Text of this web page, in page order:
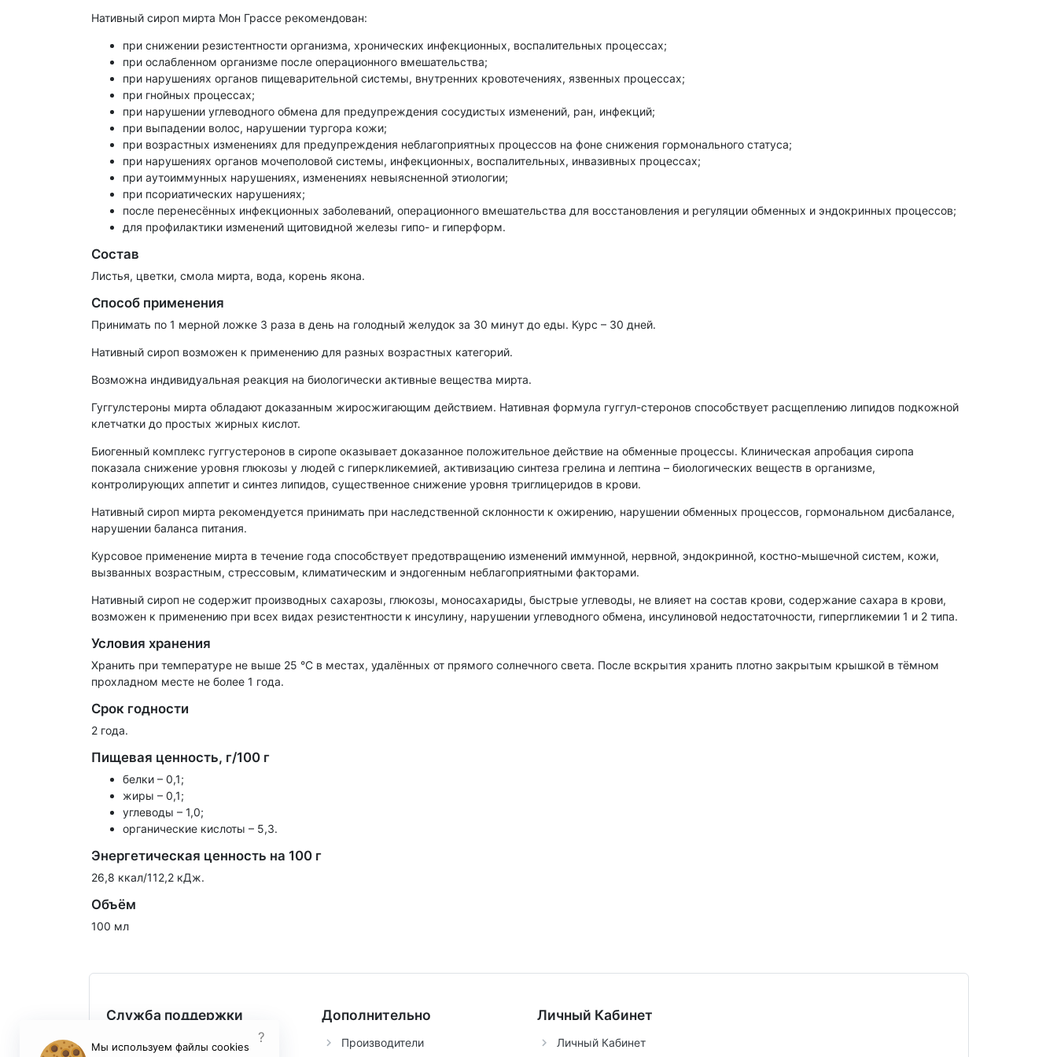
Нативный сироп мирта Мон Грассе рекомендован:
при снижении резистентности организма, хронических инфекционных, воспалительных процессах;
при ослабленном организме после операционного вмешательства;
при нарушениях органов пищеварительной системы, внутренних кровотечениях, язвенных процессах;
при гнойных процессах;
при нарушении углеводного обмена для предупреждения сосудистых изменений, ран, инфекций;
при выпадении волос, нарушении тургора кожи;
при возрастных изменениях для предупреждения неблагоприятных процессов на фоне снижения гормонального статуса;
при нарушениях органов мочеполовой системы, инфекционных, воспалительных, инвазивных процессах;
при аутоиммунных нарушениях, изменениях невыясненной этиологии;
при псориатических нарушениях;
после перенесённых инфекционных заболеваний, операционного вмешательства для восстановления и регуляции обменных и эндокринных процессов;
для профилактики изменений щитовидной железы гипо- и гиперформ.
Состав
Листья, цветки, смола мирта, вода, корень якона.
Способ применения
Принимать по 1 мерной ложке 3 раза в день на голодный желудок за 30 минут до еды. Курс – 30 дней.
Нативный сироп возможен к применению для разных возрастных категорий.
Возможна индивидуальная реакция на биологически активные вещества мирта.
Гуггулстероны мирта обладают доказанным жиросжигающим действием. Нативная формула гуггул-стеронов способствует расщеплению липидов подкожной
клетчатки до простых жирных кислот.
Биогенный комплекс гуггустеронов в сиропе оказывает доказанное положительное действие на обменные процессы. Клиническая апробация сиропа
показала снижение уровня глюкозы у людей с гиперкликемией, активизацию синтеза грелина и лептина – биологических веществ в организме,
контролирующих аппетит и синтез липидов, существенное снижение уровня триглицеридов в крови.
Нативный сироп мирта рекомендуется принимать при наследственной склонности к ожирению, нарушении обменных процессов, гормональном дисбалансе,
нарушении баланса питания.
Курсовое применение мирта в течение года способствует предотвращению изменений иммунной, нервной, эндокринной, костно-мышечной систем, кожи,
вызванных возрастным, стрессовым, климатическим и эндогенным неблагоприятными факторами.
Нативный сироп не содержит производных сахарозы, глюкозы, моносахариды, быстрые углеводы, не влияет на состав крови, содержание сахара в крови,
возможен к применению при всех видах резистентности к инсулину, нарушении углеводного обмена, инсулиновой недостаточности, гипергликемии 1 и 2 типа.
Условия хранения
Хранить при температуре не выше 25 °С в местах, удалённых от прямого солнечного света. После вскрытия хранить плотно закрытым крышкой в тёмном
прохладном месте не более 1 года.
Срок годности
2 года.
Пищевая ценность, г/100 г
белки – 0,1;
жиры – 0,1;
углеводы – 1,0;
органические кислоты – 5,3.
Энергетическая ценность на 100 г
26,8 ккал/112,2 кДж.
Объём
100 мл
Служба поддержки
Контакты
Дополнительно
Производители
Личный Кабинет
Личный Кабинет
Мы используем файлы cookies
?